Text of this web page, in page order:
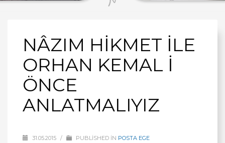
NÂZIM HİKMET İLE
ORHAN KEMAL İ
ÖNCE
ANLATMALIYIZ
31.05.2015 / PUBLISHED IN POSTA EGE